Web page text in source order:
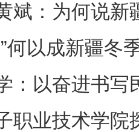
斌：为何说新
何以成新疆冬
：以奋进书写
职业技术学院